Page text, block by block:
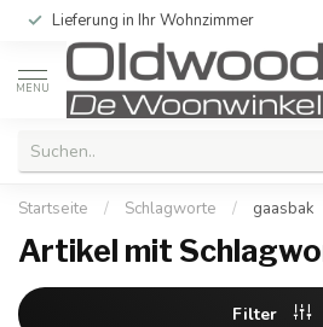
Lieferung in Ihr Wohnzimmer
MENU
Startseite / Schlagworte / gaasbak
Artikel mit
Filter